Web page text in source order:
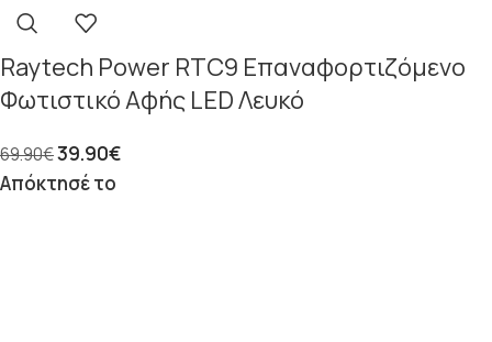
Raytech Power RTC9 Επαναφορτιζόμενο
Φωτιστικό Αφής LED Λευκό
69.90€39.90€
Απόκτησέ το